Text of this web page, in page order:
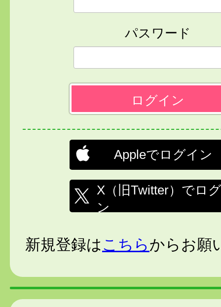
パスワード
Appleでログイン
X（旧Twitter）でロ
ン
新規登録はこちらからお願